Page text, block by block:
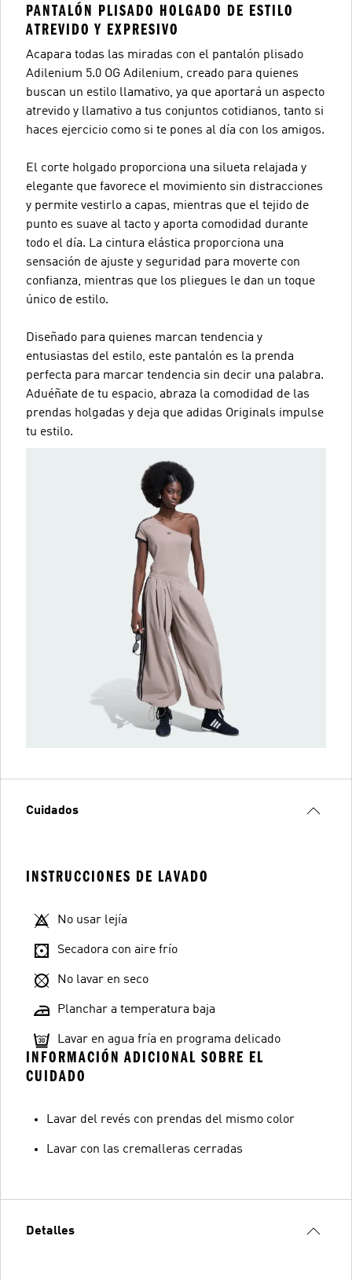
PANTALÓN PLISADO HOLGADO DE ESTILO
ATREVIDO Y EXPRESIVO
Acapara todas las miradas con el pantalón plisado
Adilenium 5.0 OG Adilenium, creado para quienes
buscan un estilo llamativo, ya que aportará un aspecto
atrevido y llamativo a tus conjuntos cotidianos, tanto si
haces ejercicio como si te pones al día con los amigos.
El corte holgado proporciona una silueta relajada y
elegante que favorece el movimiento sin distracciones
y permite vestirlo a capas, mientras que el tejido de
punto es suave al tacto y aporta comodidad durante
todo el día. La cintura elástica proporciona una
sensación de ajuste y seguridad para moverte con
confianza, mientras que los pliegues le dan un toque
único de estilo.
Diseñado para quienes marcan tendencia y
entusiastas del estilo, este pantalón es la prenda
perfecta para marcar tendencia sin decir una palabra.
Aduéñate de tu espacio, abraza la comodidad de las
prendas holgadas y deja que adidas Originals impulse
tu estilo.
Cuidados
INSTRUCCIONES DE LAVADO
No usar lejía
Secadora con aire frío
No lavar en seco
Planchar a temperatura baja
Lavar en agua fría en programa delicado
INFORMACIÓN ADICIONAL SOBRE EL
CUIDADO
Lavar del revés con prendas del mismo color
Lavar con las cremalleras cerradas
Detalles